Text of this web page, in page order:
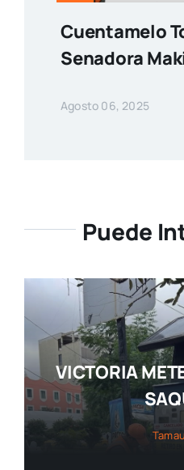
Cuentamelo
Senadora
Agosto 06, 2025
Puede
VICTORIA